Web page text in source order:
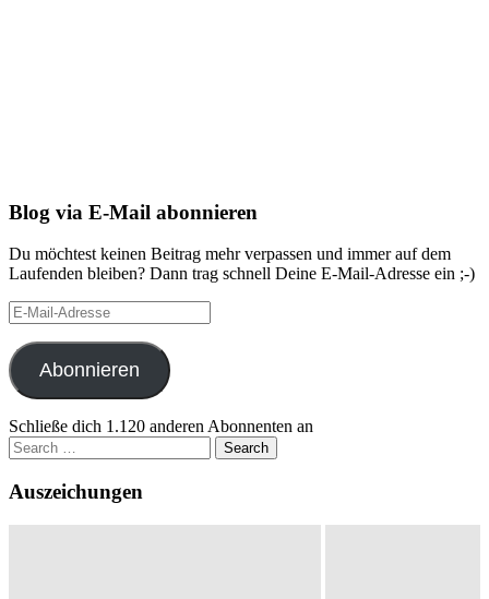
Blog via E-Mail abonnieren
Du möchtest keinen Beitrag mehr verpassen und immer auf dem
Laufenden bleiben? Dann trag schnell Deine E-Mail-Adresse ein ;-)
E-
Mail-
Adresse
Abonnieren
Schließe dich 1.120 anderen Abonnenten an
Search
for:
Auszeichungen